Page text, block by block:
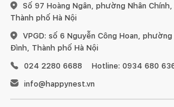
Số 97 Hoàng Ngân, phường Nhân Chính,
Thành phố Hà Nội
VPGD: số 6 Nguyễn Công Hoan,
Đình, Thành phố Hà Nội
024 2280 6688
Hotline: 0934 680
info@happynest.vn